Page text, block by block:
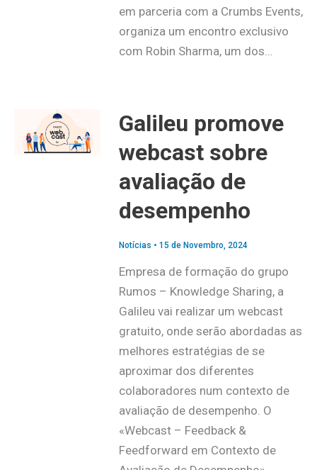
em parceria com a Crumbs Events,
organiza um encontro exclusivo
com Robin Sharma, um dos…
Galileu promove
webcast sobre
avaliação de
desempenho
Notícias • 15 de Novembro, 2024
Empresa de formação do grupo
Rumos – Knowledge Sharing, a
Galileu vai realizar um webcast
gratuito, onde serão abordadas as
melhores estratégias de se
aproximar dos diferentes
colaboradores num contexto de
avaliação de desempenho. O
«Webcast – Feedback &
Feedforward em Contexto de